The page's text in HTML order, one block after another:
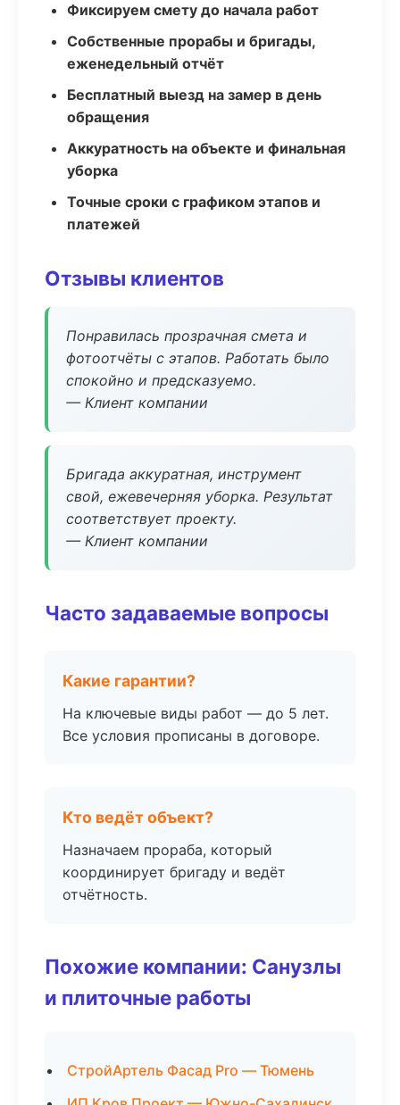
Фиксируем смету до начала работ
Собственные прорабы и бригады,
еженедельный отчёт
Бесплатный выезд на замер в день
обращения
Аккуратность на объекте и финальная
уборка
Точные сроки с графиком этапов и
платежей
Отзывы клиентов
Понравилась прозрачная смета и
фотоотчёты с этапов. Работать было
спокойно и предсказуемо.
— Клиент компании
Бригада аккуратная, инструмент
свой, ежевечерняя уборка. Результат
соответствует проекту.
— Клиент компании
Часто задаваемые вопросы
Какие гарантии?
На ключевые виды работ — до 5 лет.
Все условия прописаны в договоре.
Кто ведёт объект?
Назначаем прораба, который
координирует бригаду и ведёт
отчётность.
Похожие компании: Санузлы
и плиточные работы
СтройАртель Фасад Pro — Тюмень